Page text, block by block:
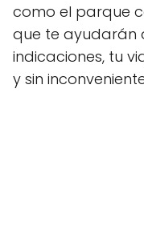
como el parque
que te ayudarán
indicaciones, tu
y sin